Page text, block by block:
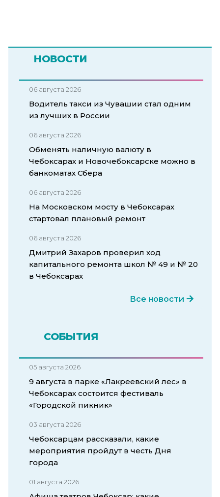
НОВОСТИ
06 августа 2026
Водитель такси из Чувашии стал одним
из лучших в России
06 августа 2026
Обменять наличную валюту в
Чебоксарах и Новочебоксарске можно в
банкоматах Сбера
06 августа 2026
На Московском мосту в Чебоксарах
стартовал плановый ремонт
06 августа 2026
Дмитрий Захаров проверил ход
капитального ремонта школ № 49 и № 20
в Чебоксарах
Все новости
СОБЫТИЯ
05 августа 2026
9 августа в парке «Лакреевский лес» в
Чебоксарах состоится фестиваль
«Городской пикник»
03 августа 2026
Чебоксарцам рассказали, какие
мероприятия пройдут в честь Дня
города
01 августа 2026